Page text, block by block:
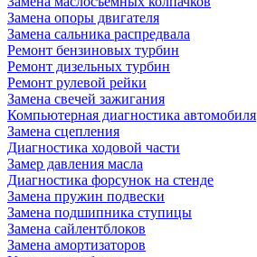
Замена опоры двигателя
Замена сальника распредвала
Ремонт бензиновых турбин
Ремонт дизельных турбин
Ремонт рулевой рейки
Замена свечей зажигания
Компьютерная диагностика автомобиля
Замена сцепления
Диагностика ходовой части
Замер давления масла
Диагностика форсунок на стенде
Замена пружин подвески
Замена подшипника ступицы
Замена сайлентблоков
Замена амортизаторов